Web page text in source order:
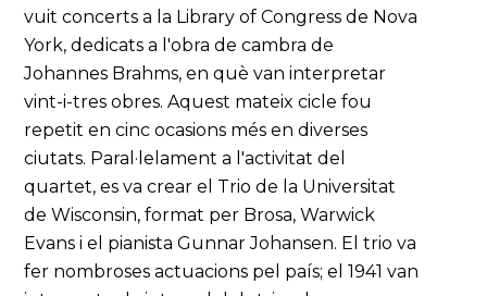
vuit concerts a la Library of Congress de Nova
York, dedicats a l'obra de cambra de
Johannes Brahms, en què van interpretar
vint-i-tres obres. Aquest mateix cicle fou
repetit en cinc ocasions més en diverses
ciutats. Paral·lelament a l'activitat del
quartet, es va crear el Trio de la Universitat
de Wisconsin, format per Brosa, Warwick
Evans i el pianista Gunnar Johansen. El trio va
fer nombroses actuacions pel país; el 1941 van